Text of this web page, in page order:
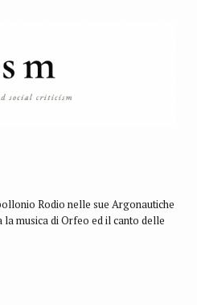
Rodio nelle sue Argonautiche
la musica di Orfeo ed il canto delle